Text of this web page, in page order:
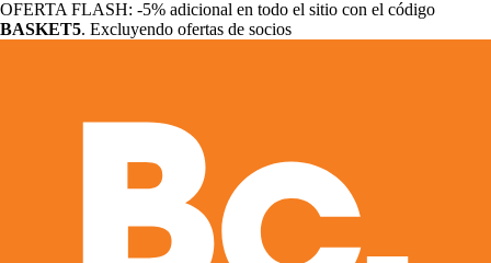
OFERTA FLASH: -5% adicional en todo el sitio con el código
BASKET5. Excluyendo ofertas de socios